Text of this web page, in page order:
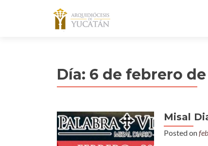
Día: 6 de febrero de
Misal
Posted on